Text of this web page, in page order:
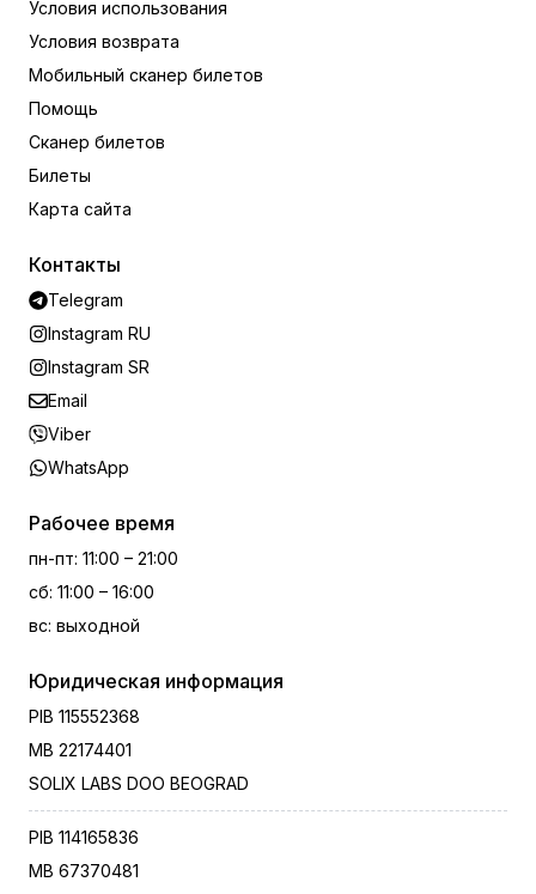
Условия использования
Условия возврата
Мобильный сканер билетов
Помощь
Сканер билетов
Билеты
Карта сайта
Контакты
Telegram
Instagram RU
Instagram SR
Email
Viber
WhatsApp
Рабочее время
пн-пт: 11:00 – 21:00
сб: 11:00 – 16:00
вс: выходной
Юридическая информация
PIB 115552368
MB 22174401
SOLIX LABS DOO BEOGRAD
PIB 114165836
MB 67370481